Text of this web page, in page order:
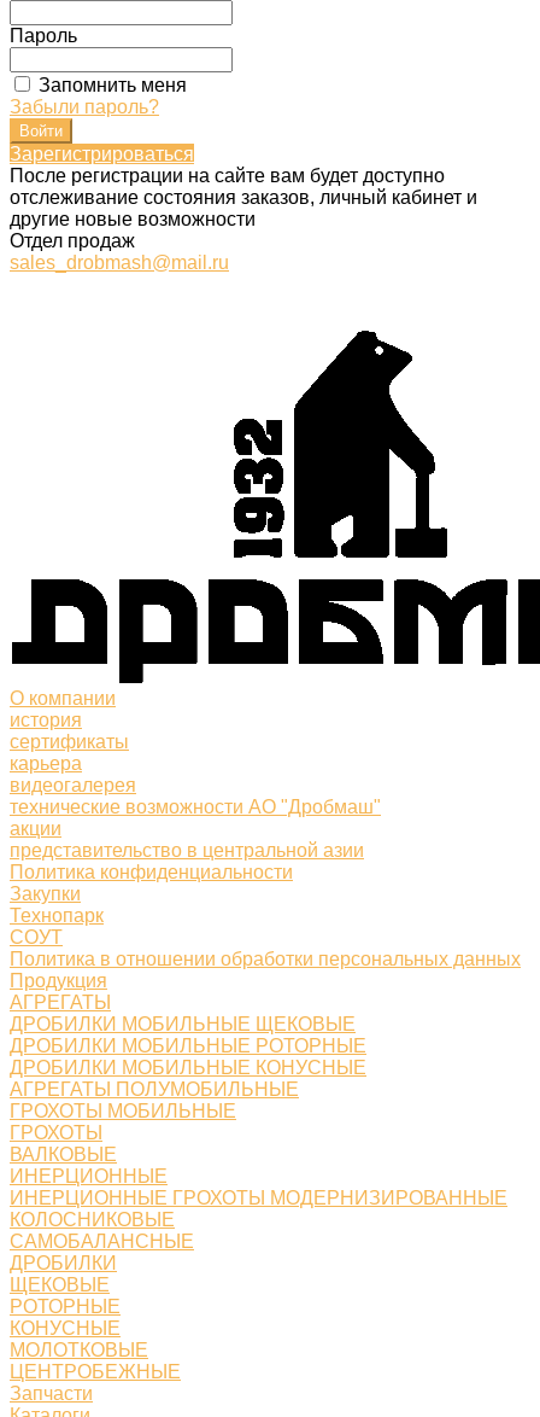
Пароль
Запомнить меня
Забыли пароль?
Зарегистрироваться
После регистрации на сайте вам будет доступно
отслеживание состояния заказов, личный кабинет и
другие новые возможности
Отдел продаж
sales_drobmash@mail.ru
О компании
история
сертификаты
карьера
видеогалерея
технические возможности АО "Дробмаш"
акции
представительство в центральной азии
Политика конфиденциальности
Закупки
Технопарк
СОУТ
Политика в отношении обработки персональных данных
Продукция
АГРЕГАТЫ
ДРОБИЛКИ МОБИЛЬНЫЕ ЩЕКОВЫЕ
ДРОБИЛКИ МОБИЛЬНЫЕ РОТОРНЫЕ
ДРОБИЛКИ МОБИЛЬНЫЕ КОНУСНЫЕ
АГРЕГАТЫ ПОЛУМОБИЛЬНЫЕ
ГРОХОТЫ МОБИЛЬНЫЕ
ГРОХОТЫ
ВАЛКОВЫЕ
ИНЕРЦИОННЫЕ
ИНЕРЦИОННЫЕ ГРОХОТЫ МОДЕРНИЗИРОВАННЫЕ
КОЛОСНИКОВЫЕ
САМОБАЛАНСНЫЕ
ДРОБИЛКИ
ЩЕКОВЫЕ
РОТОРНЫЕ
КОНУСНЫЕ
МОЛОТКОВЫЕ
ЦЕНТРОБЕЖНЫЕ
Запчасти